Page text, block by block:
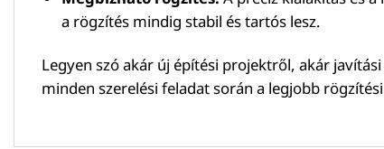
a rögzítés mindig stabil és tartós lesz.
Legyen szó akár új építési projektről, akár
minden szerelési feladat során a legjobb